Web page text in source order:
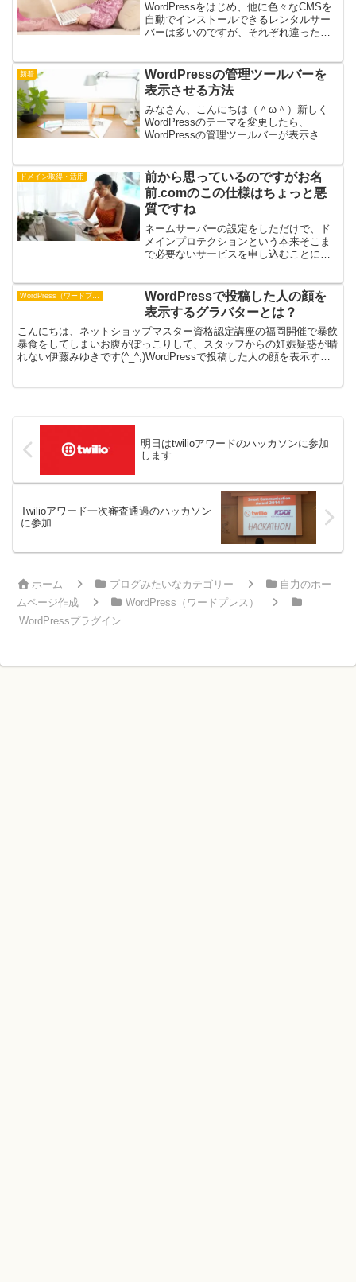
WordPressをはじめ、他に色々なCMSを
自動でインストールできるレンタルサー
バーは多いのですが、それぞれ違った
りで利用が多いレンタルサーバーで調べ
てみました。CP...
新着
WordPressの管理ツールバーを
表示させる方法
みなさん、こんにちは（＾ω＾）新しく
WordPressのテーマを変更したら、
WordPressの管理ツールバーが表示され
と上に出ているやつです今日は備忘録を
兼...
ドメイン取得・活用
前から思っているのですがお名
前.comのこの仕様はちょっと悪
質ですね
ネームサーバーの設定をしただけで、ド
メインプロテクションという本来そこま
で必要ないサービスを申し込むことにな
WordPress（ワードプレス）
WordPressで投稿した人の顔を
表示するグラバターとは？
こんにちは、ネットショップマスター資格認定講座の福岡開催で暴飲
暴食をしてしまいお腹がぽっこりして、スタッフからの妊娠疑惑が晴
れない伊藤みゆきです(^_^;)WordPressで投稿した人の顔を表示する
明日はtwilioアワードのハッカソンに参加
します
Twilioアワード一次審査通過のハッカソン
に参加
ホーム ブログみたいなカテゴリー
自力のホー
ムページ作成
WordPress（ワードプレス）
WordPressプラグイン